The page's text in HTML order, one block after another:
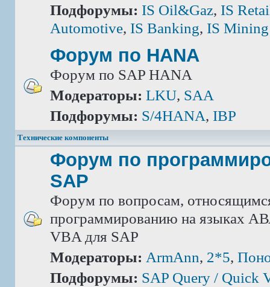
Подфорумы: IS Oil&Gaz, IS
Automotive, IS Banking, IS Mining
Форум по HANA
Форум по SAP HANA
Модераторы: LKU, SAA
Подфорумы: S/4HANA, IBP
Технические компоненты
Форум по
SAP
Форум по вопросам,
программированию на языках
VBA для SAP
Модераторы: ArmAnn, 2*5,
Подфорумы: SAP Query / Quick